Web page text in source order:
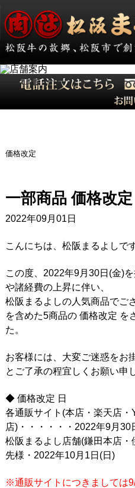
価格改定
一部商品 価格改定
2022年09月01日
こんにちは、松阪まるよしです
この度、2022年9月30日(金)
や諸経費の上昇に伴い、
松阪まるよしの人気商品でご
を含めた5商品の 価格改定 を
た。
お客様には、大変ご迷惑をお
とご了承の程宜しくお願い申
◆ 価格改定 日
各通販サイト(本店・楽天店・
店)・・・・・・2022年9月30
松阪まるよし店舗(鎌田本店・
先様・2022年10月1日(日)
※通販サイトにつきましては